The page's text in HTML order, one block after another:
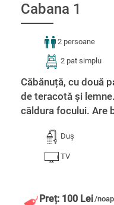
Cabana 1
2 persoane
2 pat simplu
Căbănuță, cu două
de teracotă și
căldura focului. Are
Duș
TV
Preț: 100 Lei/